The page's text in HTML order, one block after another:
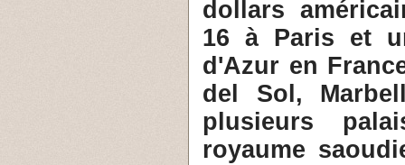
dollars
16 à Paris et
d'Azur en
del Sol,
plusieurs
royaume